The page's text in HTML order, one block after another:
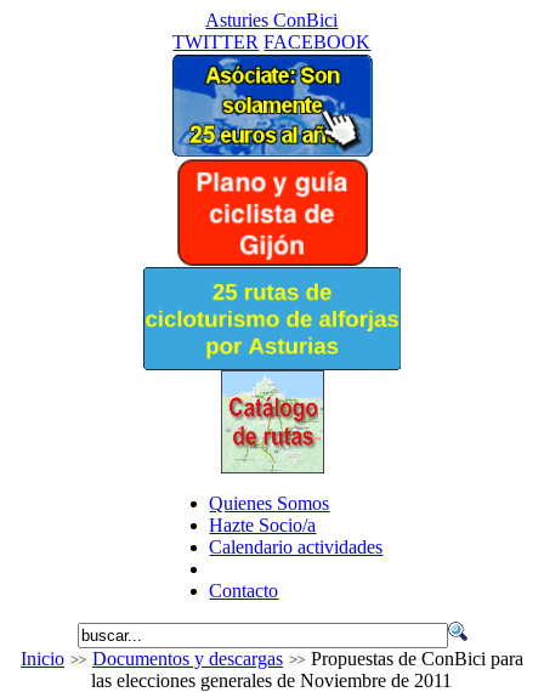
Asturies ConBici
TWITTER FACEBOOK
Quienes Somos
Hazte Socio/a
Calendario actividades
Contacto
Inicio Documentos y descargas
Propuestas de ConBici para
las elecciones generales de Noviembre de 2011